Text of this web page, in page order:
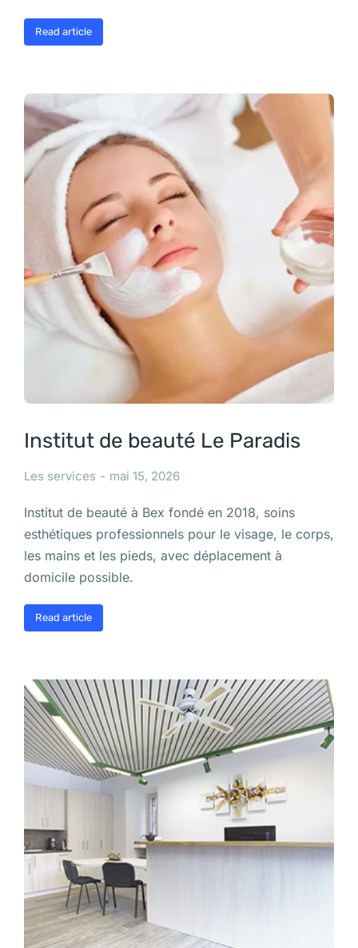
Read article
Institut de beauté Le Paradis
Les services mai 15, 2026
Institut de beauté à Bex fondé en 2018, soins
esthétiques professionnels pour le visage, le corps,
les mains et les pieds, avec déplacement à
domicile possible.
Read article